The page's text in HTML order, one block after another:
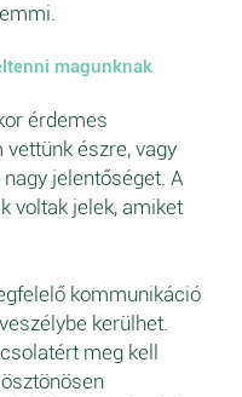
magunknak
érdemes
észre, vagy
jelentőséget. A
voltak jelek, amiket
kommunikáció
kerülhet.
meg kell